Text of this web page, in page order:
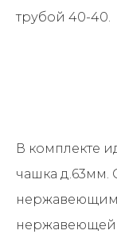
трубой 40-40.
В комплекте
чашка д.63мм.
нержавеющей